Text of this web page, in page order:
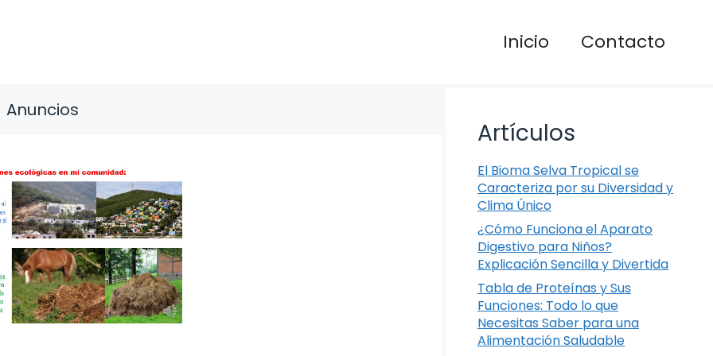
Inicio Contacto
Anuncios
Artículos
El Bioma Selva Tropical se
Caracteriza por su Diversidad y
Clima Único
¿Cómo Funciona el Aparato
Digestivo para Niños?
Explicación Sencilla y Divertida
Tabla de Proteínas y Sus
Funciones: Todo lo que
Necesitas Saber para una
Alimentación Saludable